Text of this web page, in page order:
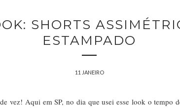
SHORTS
ESTAMPADO
11 JANEIRO
vez! Aqui em SP, no dia que usei esse look o tempo